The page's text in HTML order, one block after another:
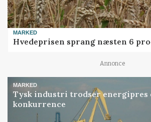
MARKED
Hvedeprisen sprang næsten 6
Annonce
MARKED
Tysk industri trodser energipres
konkurrence